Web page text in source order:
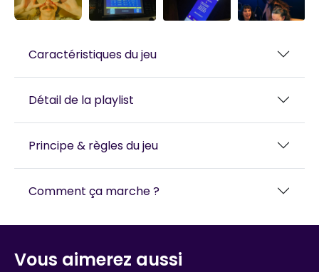
Caractéristiques du jeu
Détail de la playlist
Principe & règles du jeu
Comment ça marche ?
Vous aimerez aussi